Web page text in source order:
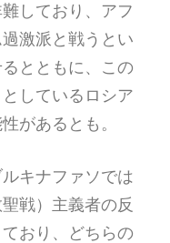
しており、アフ
激派と戦うとい
とともに、この
しているロシア
があるとも。
キナファソでは
戦）主義者の反
おり、どちらの